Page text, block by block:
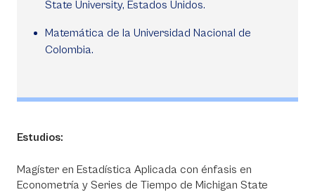
State University, Estados Unidos.
Matemática de la Universidad Nacional de
Colombia.
Estudios:
Magíster en Estadística Aplicada con énfasis en
Econometría y Series de Tiempo de Michigan State